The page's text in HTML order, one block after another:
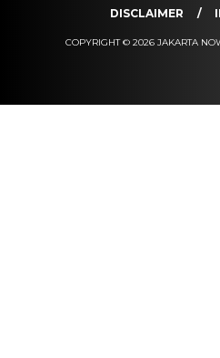
DISCLAIMER
COPYRIGHT © 2026 JAKARTA